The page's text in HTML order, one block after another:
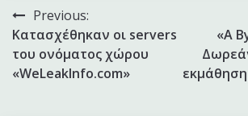
Πλοήγηση
άρθρων
Previous:
Κατασχέθηκαν οι servers
του ονόματος χώρου
«WeLeakInfo.com»
«A